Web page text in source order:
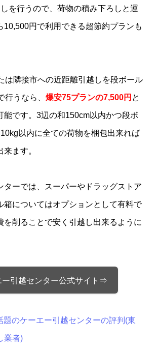
を行うので、荷物の積み下ろしと運
10,500円で利用できる超節約プランも
は隣接市への近距離引越しを段ボール
行うなら、 爆安75プランの7,500円 と
能です。3辺の和150cm以内かつ段ボ
以内に全ての荷物を梱包出来れば
ます。
ターでは、スーパーやドラッグストア
箱についてはオプションとして有料で
を削ることで安く引越し出来るように
ー引越センター公式サイト⇒
題のケーエー引越センターの評判(東
業者)